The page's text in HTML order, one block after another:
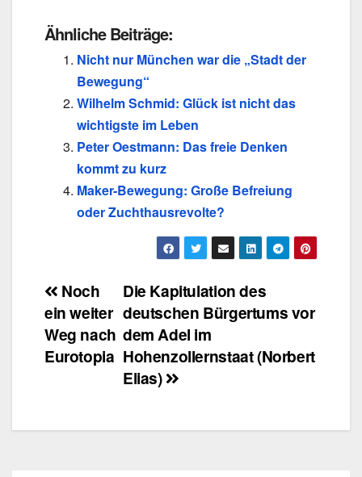
Ähnliche Beiträge:
Nicht nur München war die „Stadt der
Bewegung“
Wilhelm Schmid: Glück ist nicht das
wichtigste im Leben
Peter Oestmann: Das freie Denken
kommt zu kurz
Maker-Bewegung: Große Befreiung
oder Zuchthausrevolte?
Beitragsnavigation
Die Kapitulation des
deutschen Bürgertums vor
dem Adel im
Hohenzollernstaat (Norbert
Elias)
Noch
ein weiter
Weg nach
Eurotopia